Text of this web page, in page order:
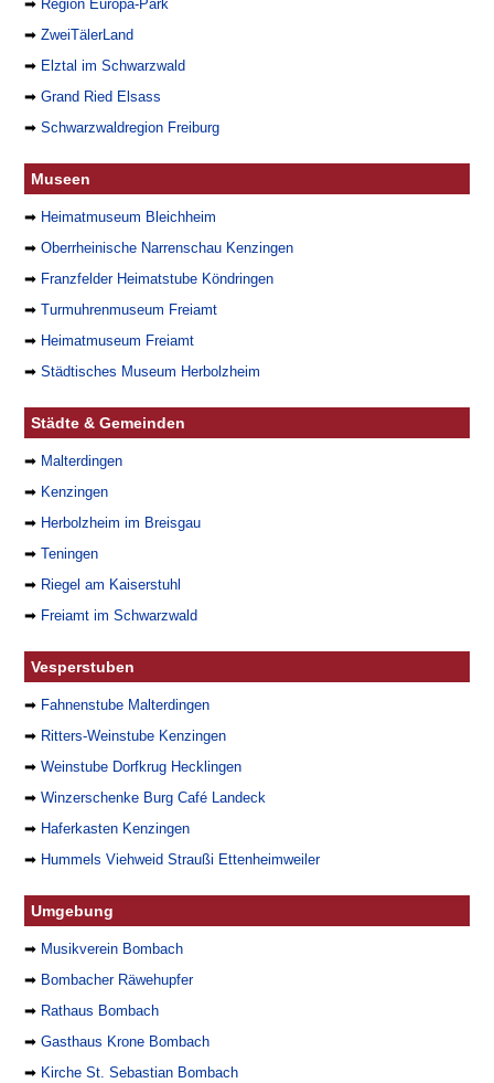
➡ Region Europa-Park
➡ZweiTälerLand
➡ Elztal im Schwarzwald
➡Grand Ried Elsass
➡Schwarzwaldregion Freiburg
Museen
➡ Heimatmuseum Bleichheim
➡Oberrheinische Narrenschau Kenzingen
➡ Franzfelder Heimatstube Köndringen
➡Turmuhrenmuseum Freiamt
➡ Heimatmuseum Freiamt
➡Städtisches Museum Herbolzheim
Städte & Gemeinden
➡ Malterdingen
➡ Kenzingen
➡ Herbolzheim im Breisgau
➡Teningen
➡ Riegel am Kaiserstuhl
➡ Freiamt im Schwarzwald
Vesperstuben
➡ Fahnenstube Malterdingen
➡ Ritters-Weinstube Kenzingen
➡Weinstube Dorfkrug Hecklingen
➡Winzerschenke Burg Café Landeck
➡ Haferkasten Kenzingen
➡ Hummels Viehweid Straußi Ettenheimweiler
Umgebung
➡ Musikverein Bombach
➡ Bombacher Räwehupfer
➡ Rathaus Bombach
➡Gasthaus Krone Bombach
➡ Kirche St. Sebastian Bombach